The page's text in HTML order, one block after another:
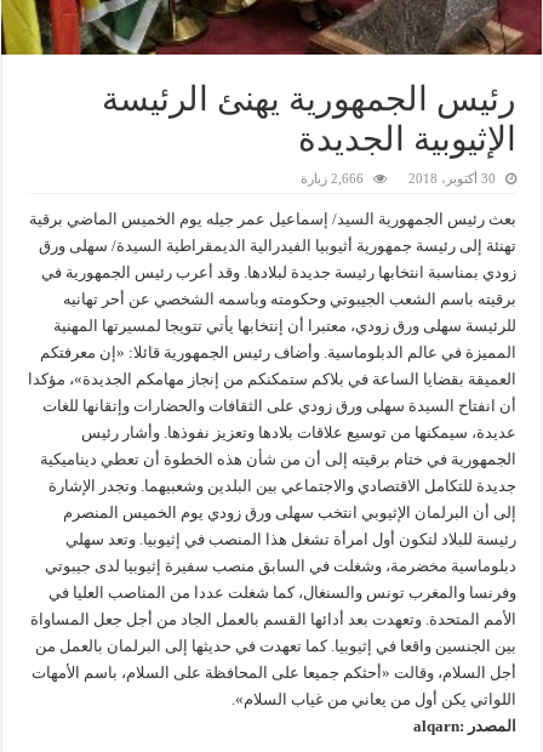
رئيس الجمهورية يهنئ الرئيسة
الإثيوبية الجديدة
30 أكتوبر، 2018 2,666 زيارة
بعث رئيس الجمهورية السيد/ إسماعيل عمر جيله يوم الخميس الماضي برقية
تهنئة إلى رئيسة جمهورية أثيوبيا الفيدرالية الديمقراطية السيدة/ سهلى ورق
زودي بمناسبة انتخابها رئيسة جديدة لبلادها. وقد أعرب رئيس الجمهورية في
برقيته باسم الشعب الجيبوتي وحكومته وباسمه الشخصي عن أحر تهانيه
للرئيسة سهلى ورق زودي، معتبرا أن إنتخابها يأتي تتويجا لمسيرتها المهنية
المميزة في عالم الدبلوماسية. وأضاف رئيس الجمهورية قائلا: «إن معرفتكم
العميقة بقضايا الساعة في بلاكم ستمكنكم من إنجاز مهامكم الجديدة»، مؤكدا
أن انفتاح السيدة سهلى ورق زودي على الثقافات والحضارات وإتقانها للغات
عديدة، سيمكنها من توسيع علاقات بلادها وتعزيز نفوذها. وأشار رئيس
الجمهورية في ختام برقيته إلى أن من شأن هذه الخطوة أن تعطي ديناميكية
جديدة للتكامل الاقتصادي والاجتماعي بين البلدين وشعبيهما. وتجدر الإشارة
إلى أن البرلمان الإثيوبي انتخب سهلى ورق زودي يوم الخميس المنصرم
رئيسة للبلاد لتكون أول امرأة تشغل هذا المنصب في إثيوبيا. وتعد سهلي
دبلوماسية مخضرمة، وشغلت في السابق منصب سفيرة إثيوبيا لدى جيبوتي
وفرنسا والمغرب تونس والسنغال، كما شغلت عددا من المناصب العليا في
الأمم المتحدة. وتعهدت بعد أدائها القسم بالعمل الجاد من أجل جعل المساواة
بين الجنسين واقعا في إثيوبيا. كما تعهدت في حديثها إلى البرلمان بالعمل من
أجل السلام، وقالت «أحثكم جميعا على المحافظة على السلام، باسم الأمهات
اللواتي يكن أول من يعاني من غياب السلام».
المصدر :alqarn